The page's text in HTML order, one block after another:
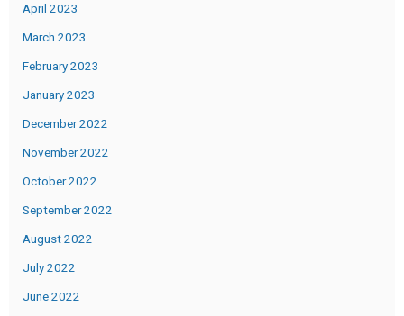
April 2023
March 2023
February 2023
January 2023
December 2022
November 2022
October 2022
September 2022
August 2022
July 2022
June 2022